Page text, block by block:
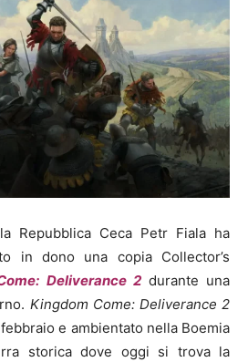
Repubblica Ceca Petr Fiala ha
in dono una copia Collector’s
Deliverance 2durante una
Kingdom Come: Deliverance 2
e ambientato nella Boemia
storica dove oggi si trova la